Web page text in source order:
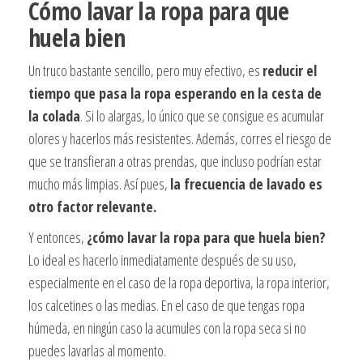
Cómo lavar la ropa para que
huela bien
Un truco bastante sencillo, pero muy efectivo, es reducir el
tiempo que pasa la ropa esperando en la cesta de
la colada. Si lo alargas, lo único que se consigue es acumular
olores y hacerlos más resistentes. Además, corres el riesgo de
que se transfieran a otras prendas, que incluso podrían estar
mucho más limpias. Así pues, la frecuencia de lavado es
otro factor relevante.
Y entonces, ¿cómo lavar la ropa para que huela bien?
Lo ideal es hacerlo inmediatamente después de su uso,
especialmente en el caso de la ropa deportiva, la ropa interior,
los calcetines o las medias. En el caso de que tengas ropa
húmeda, en ningún caso la acumules con la ropa seca si no
puedes lavarlas al momento.